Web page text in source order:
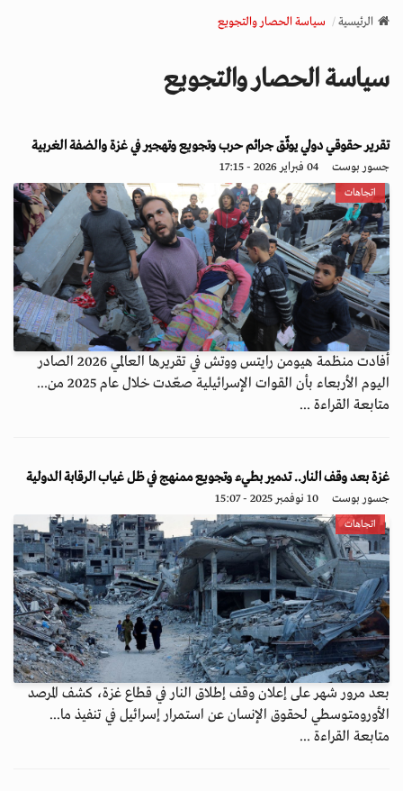
v
a
o
n
الرئيسية سياسة الحصار والتجويع
سياسة الحصار والتجويع
تقرير حقوقي دولي يوثّق جرائم حرب وتجويع وتهجير في غزة والضفة الغربية
جسور بوست 04 فبراير 2026 - 17:15
اتجاهات
أفادت منظمة هيومن رايتس ووتش في تقريرها العالمي 2026 الصادر
اليوم الأربعاء بأن القوات الإسرائيلية صعّدت خلال عام 2025 من...
متابعة القراءة ...
غزة بعد وقف النار.. تدمير بطيء وتجويع ممنهج في ظل غياب الرقابة الدولية
جسور بوست 10 نوفمبر 2025 - 15:07
اتجاهات
بعد مرور شهر على إعلان وقف إطلاق النار في قطاع غزة، كشف المرصد
الأورومتوسطي لحقوق الإنسان عن استمرار إسرائيل في تنفيذ ما...
متابعة القراءة ...